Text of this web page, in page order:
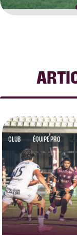
CLUB ÉQUIPE PRO